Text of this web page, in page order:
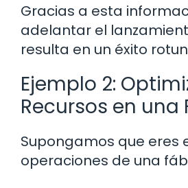
Gracias a esta
adelantar el
resulta en un éxito
Ejemplo 2:
Recursos en una
Supongamos que eres
operaciones de una